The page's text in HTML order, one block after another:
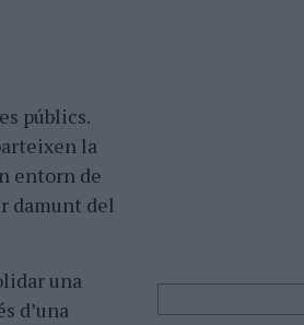
públics.
la
entorn de
damunt del
una
dʼuna